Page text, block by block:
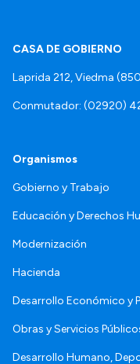
CASA DE GOBIERNO
Laprida 212, Viedma
Conmutador: (02920)
Organismos
Gobierno y Trabajo
Educación y Derechos
Modernización
Hacienda
Desarrollo Económico y
Obras y Servicios
Desarrollo Humano,